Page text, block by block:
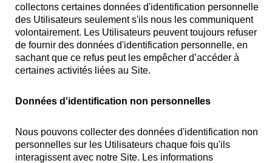
collectons certaines données d'identification personnelle
des Utilisateurs seulement s'ils nous les communiquent
volontairement. Les Utilisateurs peuvent toujours refuser
de fournir des données d'identification personnelle, en
sachant que ce refus peut les empêcher d’accéder à
certaines activités liées au Site.
Données d'identification non personnelles
Nous pouvons collecter des données d'identification non
personnelles sur les Utilisateurs chaque fois qu'ils
interagissent avec notre Site. Les informations